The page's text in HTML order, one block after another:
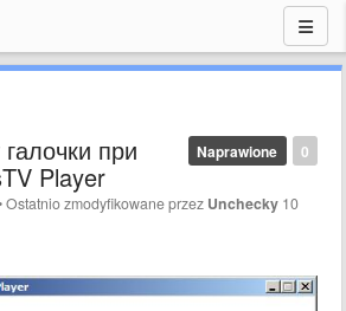
0
Naprawione
при
Player
Ostatnio zmodyfikowane przez Unchecky 10